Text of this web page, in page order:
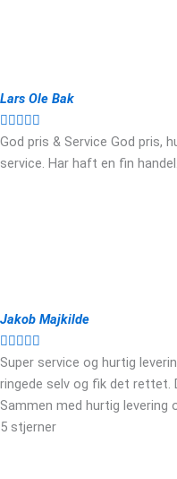
Lars Ole Bak

God pris & Service God pris,
service. Har haft en fin handel.
Jakob Majkilde

Super service og hurtig
ringede selv og fik det rettet.
Sammen med hurtig levering
5 stjerner